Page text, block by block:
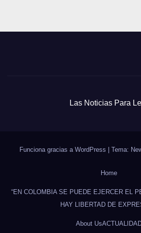
Las Noticias Para
Funciona gracias a WordPress | Tema:
Home
“EN COLOMBIA SE PUEDE EJERCER EL
HAY LIBERTAD DE
About Us